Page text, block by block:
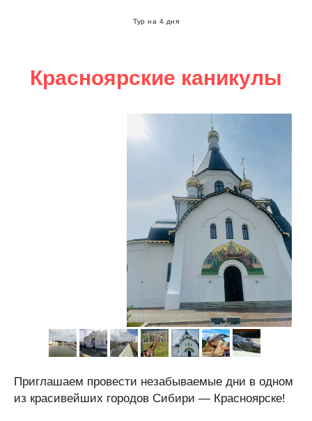
Тур на 4 дня
Красноярские каникулы
Приглашаем провести незабываемые дни в одном
из красивейших городов Сибири — Красноярске!